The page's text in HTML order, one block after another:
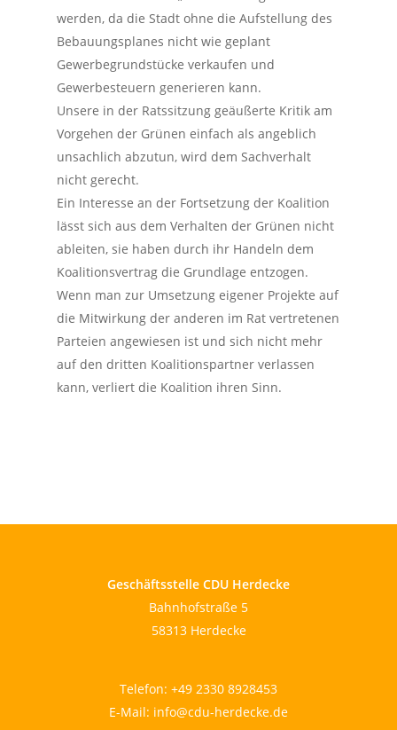
werden, da die Stadt ohne die Aufstellung des
Bebauungsplanes nicht wie geplant
Gewerbegrundstücke verkaufen und
Gewerbesteuern generieren kann.
Unsere in der Ratssitzung geäußerte Kritik am
Vorgehen der Grünen einfach als angeblich
unsachlich abzutun, wird dem Sachverhalt
nicht gerecht.
Ein Interesse an der Fortsetzung der Koalition
lässt sich aus dem Verhalten der Grünen nicht
ableiten, sie haben durch ihr Handeln dem
Koalitionsvertrag die Grundlage entzogen.
Wenn man zur Umsetzung eigener Projekte auf
die Mitwirkung der anderen im Rat vertretenen
Parteien angewiesen ist und sich nicht mehr
auf den dritten Koalitionspartner verlassen
kann, verliert die Koalition ihren Sinn.
Geschäftsstelle CDU Herdecke
Bahnhofstraße 5
58313 Herdecke
Telefon: +49 2330 8928453
E-Mail: info@cdu-herdecke.de